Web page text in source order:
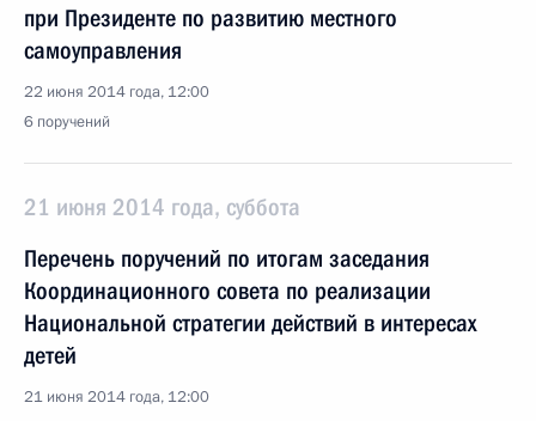
при Президенте по развитию местного
самоуправления
22 июня 2014 года, 12:00
6 поручений
21 июня 2014 года, суббота
Перечень поручений по итогам заседания
Координационного совета по реализации
Национальной стратегии действий в интересах
детей
21 июня 2014 года, 12:00